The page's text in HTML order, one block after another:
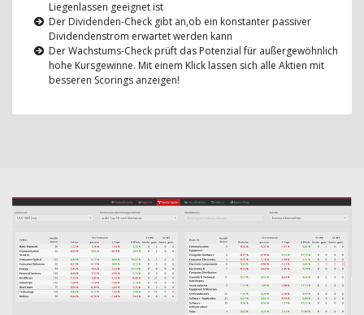
Liegenlassen geeignet ist
Der Dividenden-Check gibt an,ob ein konstanter passiver
Dividendenstrom erwartet werden kann
Der Wachstums-Check prüft das Potenzial für außergewöhnlich
hohe Kursgewinne. Mit einem Klick lassen sich alle Aktien mit
besseren Scorings anzeigen!